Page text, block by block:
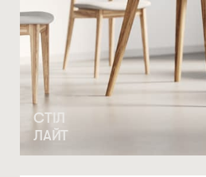
СТІЛ
ЛАЙТ